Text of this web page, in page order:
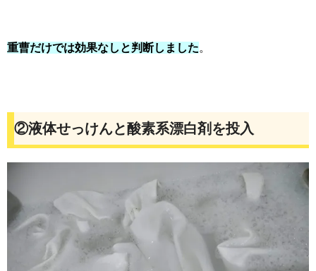
重曹だけでは効果なしと判断しました。
②液体せっけんと酸素系漂白剤を投入